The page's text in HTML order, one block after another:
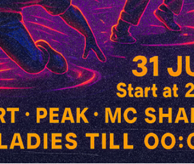
Вход: FC | DC |